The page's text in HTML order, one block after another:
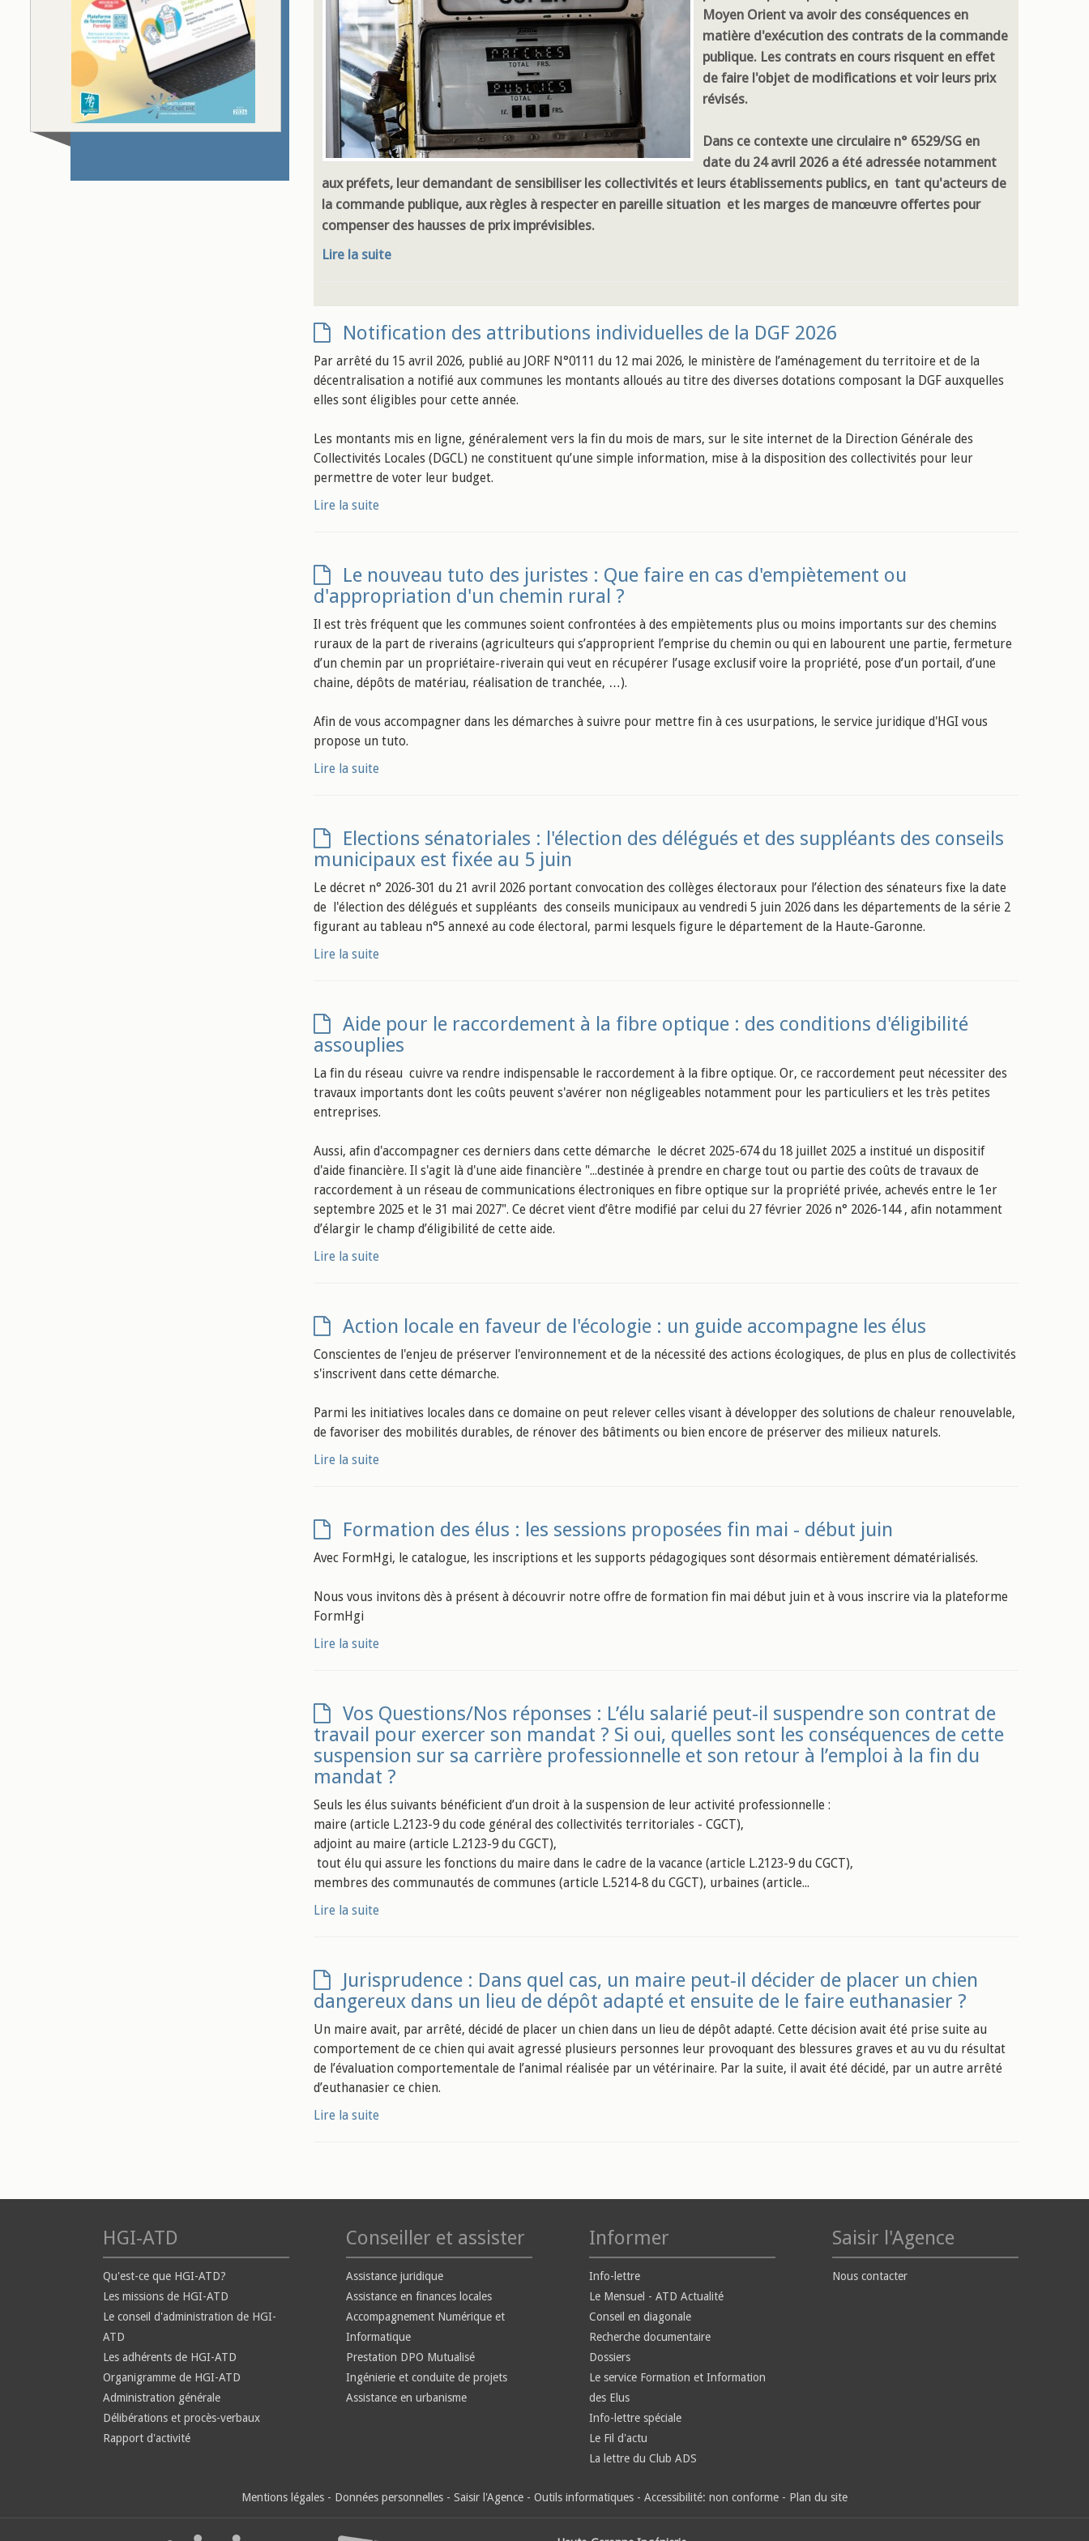
Moyen Orient va avoir des conséquences en
matière d'exécution des contrats de la commande
publique. Les contrats en cours risquent en effet
de faire l'objet de modifications et voir leurs prix
révisés.
Dans ce contexte une circulaire n° 6529/SG en
date du 24 avril 2026 a été adressée notamment
aux préfets, leur demandant de sensibiliser les collectivités et leurs établissements publics, en tant qu'acteurs de
la commande publique, aux règles à respecter en pareille situation et les marges de manœuvre offertes pour
compenser des hausses de prix imprévisibles.
Lire la suite
Notification des attributions individuelles de la DGF 2026
Par arrêté du 15 avril 2026, publié au JORF N°0111 du 12 mai 2026, le ministère de l’aménagement du territoire et de la
décentralisation a notifié aux communes les montants alloués au titre des diverses dotations composant la DGF auxquelles
elles sont éligibles pour cette année.
Les montants mis en ligne, généralement vers la fin du mois de mars, sur le site internet de la Direction Générale des
Collectivités Locales (DGCL) ne constituent qu’une simple information, mise à la disposition des collectivités pour leur
permettre de voter leur budget.
Lire la suite
Le nouveau tuto des juristes : Que faire en cas d'empiètement ou
d'appropriation d'un chemin rural ?
Il est très fréquent que les communes soient confrontées à des empiètements plus ou moins importants sur des chemins
ruraux de la part de riverains (agriculteurs qui s’approprient l’emprise du chemin ou qui en labourent une partie, fermeture
d’un chemin par un propriétaire-riverain qui veut en récupérer l’usage exclusif voire la propriété, pose d’un portail, d’une
chaine, dépôts de matériau, réalisation de tranchée, …).
Afin de vous accompagner dans les démarches à suivre pour mettre fin à ces usurpations, le service juridique d'HGI vous
propose un tuto.
Lire la suite
Elections sénatoriales : l'élection des délégués et des suppléants des conseils
municipaux est fixée au 5 juin
Le décret n° 2026-301 du 21 avril 2026 portant convocation des collèges électoraux pour l’élection des sénateurs fixe la date
de l'élection des délégués et suppléants des conseils municipaux au vendredi 5 juin 2026 dans les départements de la série 2
figurant au tableau n°5 annexé au code électoral, parmi lesquels figure le département de la Haute-Garonne.
Lire la suite
Aide pour le raccordement à la fibre optique : des conditions d'éligibilité
assouplies
La fin du réseau cuivre va rendre indispensable le raccordement à la fibre optique. Or, ce raccordement peut nécessiter des
travaux importants dont les coûts peuvent s'avérer non négligeables notamment pour les particuliers et les très petites
entreprises.
Aussi, afin d'accompagner ces derniers dans cette démarche le décret 2025-674 du 18 juillet 2025 a institué un dispositif
d'aide financière. Il s'agit là d'une aide financière "...destinée à prendre en charge tout ou partie des coûts de travaux de
raccordement à un réseau de communications électroniques en fibre optique sur la propriété privée, achevés entre le 1er
septembre 2025 et le 31 mai 2027". Ce décret vient d’être modifié par celui du 27 février 2026 n° 2026-144 , afin notamment
d’élargir le champ d’éligibilité de cette aide.
Lire la suite
Action locale en faveur de l'écologie : un guide accompagne les élus
Conscientes de l'enjeu de préserver l'environnement et de la nécessité des actions écologiques, de plus en plus de collectivités
s'inscrivent dans cette démarche.
Parmi les initiatives locales dans ce domaine on peut relever celles visant à développer des solutions de chaleur renouvelable,
de favoriser des mobilités durables, de rénover des bâtiments ou bien encore de préserver des milieux naturels.
Lire la suite
Formation des élus : les sessions proposées fin mai - début juin
Avec FormHgi, le catalogue, les inscriptions et les supports pédagogiques sont désormais entièrement dématérialisés.
Nous vous invitons dès à présent à découvrir notre offre de formation fin mai début juin et à vous inscrire via la plateforme
FormHgi
Lire la suite
Vos Questions/Nos réponses : L’élu salarié peut-il suspendre son contrat de
travail pour exercer son mandat ? Si oui, quelles sont les conséquences de cette
suspension sur sa carrière professionnelle et son retour à l’emploi à la fin du
mandat ?
Seuls les élus suivants bénéficient d’un droit à la suspension de leur activité professionnelle :
maire (article L.2123-9 du code général des collectivités territoriales - CGCT),
adjoint au maire (article L.2123-9 du CGCT),
tout élu qui assure les fonctions du maire dans le cadre de la vacance (article L.2123-9 du CGCT),
membres des communautés de communes (article L.5214-8 du CGCT), urbaines (article...
Lire la suite
Jurisprudence : Dans quel cas, un maire peut-il décider de placer un chien
dangereux dans un lieu de dépôt adapté et ensuite de le faire euthanasier ?
Un maire avait, par arrêté, décidé de placer un chien dans un lieu de dépôt adapté. Cette décision avait été prise suite au
comportement de ce chien qui avait agressé plusieurs personnes leur provoquant des blessures graves et au vu du résultat
de l’évaluation comportementale de l’animal réalisée par un vétérinaire. Par la suite, il avait été décidé, par un autre arrêté
d’euthanasier ce chien.
Lire la suite
HGI-ATD
Qu'est-ce que HGI-ATD?
Les missions de HGI-ATD
Le conseil d'administration de HGI-
ATD
Les adhérents de HGI-ATD
Organigramme de HGI-ATD
Administration générale
Délibérations et procès-verbaux
Rapport d'activité
Conseiller et assister
Assistance juridique
Assistance en finances locales
Accompagnement Numérique et
Informatique
Prestation DPO Mutualisé
Ingénierie et conduite de projets
Assistance en urbanisme
Informer
Info-lettre
Le Mensuel - ATD Actualité
Conseil en diagonale
Recherche documentaire
Dossiers
Le service Formation et Information
des Elus
Info-lettre spéciale
Le Fil d'actu
La lettre du Club ADS
Saisir l'Agence
Nous contacter
Mentions légales - Données personnelles - Saisir l'Agence - Outils informatiques - Accessibilité: non conforme - Plan du site